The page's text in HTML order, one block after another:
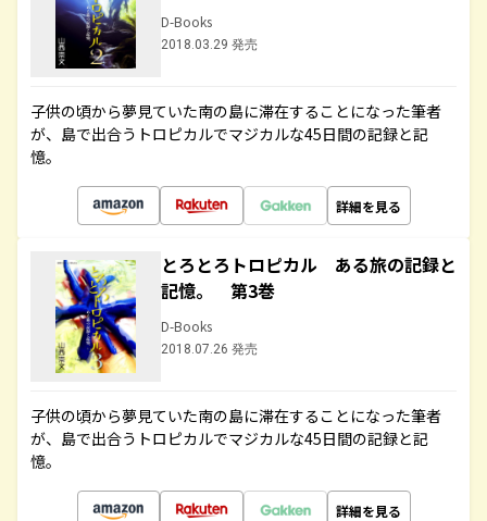
D-Books
2018.03.29 発売
子供の頃から夢見ていた南の島に滞在することになった筆者
が、島で出合うトロピカルでマジカルな45日間の記録と記
憶。
詳細を見る
とろとろトロピカル ある旅の記録と
記憶。 第3巻
D-Books
2018.07.26 発売
子供の頃から夢見ていた南の島に滞在することになった筆者
が、島で出合うトロピカルでマジカルな45日間の記録と記
憶。
詳細を見る